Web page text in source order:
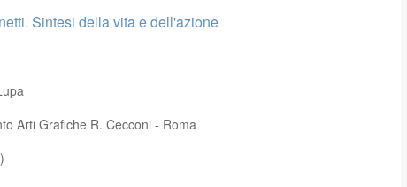
Sintesi della vita e dell'azione
Arti Grafiche R. Cecconi - Roma